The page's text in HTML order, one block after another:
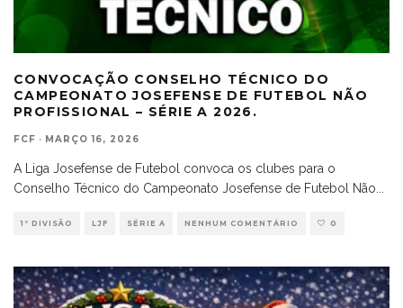
CONVOCAÇÃO CONSELHO TÉCNICO DO
CAMPEONATO JOSEFENSE DE FUTEBOL NÃO
PROFISSIONAL – SÉRIE A 2026.
FCF · MARÇO 16, 2026
A Liga Josefense de Futebol convoca os clubes para o
Conselho Técnico do Campeonato Josefense de Futebol Não...
1ª DIVISÃO LJF SÉRIE A NENHUM COMENTÁRIO 0